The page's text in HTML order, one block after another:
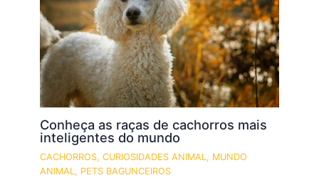
Conheça as raças de cachorros mais
inteligentes do mundo
CACHORROS,CURIOSIDADES ANIMAL, MUNDO
ANIMAL, PETS BAGUNCEIROS